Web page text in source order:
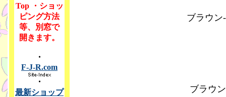
ブラウン
ブラウ
Top ・ショッ
ピング方法
等、別窓で
開きます。
・
F-J-R.com
・
最新ショップ